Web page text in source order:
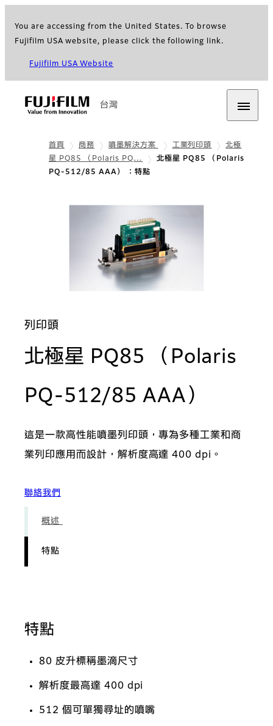
You are accessing from the United States. To browse
Fujifilm USA website, please click the following link.
Fujifilm USA Website
台灣
首頁 商務 噴墨解決方案 工業列印頭
北極
星 PQ85 （Polaris PQ…
北極星 PQ85 （Polaris
PQ-512/85 AAA） ：特點
列印頭
北極星 PQ85 （Polaris
PQ-512/85 AAA）
這是一款高性能噴墨列印頭，專為多種工業和商
業列印應用而設計，解析度高達 400 dpi。
聯絡我們
概述
特點
特點
80 皮升標稱墨滴尺寸
解析度最高達 400 dpi
512 個可單獨尋址的噴嘴